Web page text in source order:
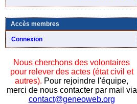
Accès membres
Connexion
Nous cherchons des volontaires
pour relever des actes (état civil et
autres). Pour rejoindre l'équipe,
merci de nous contacter par mail via
contact@geneoweb.org